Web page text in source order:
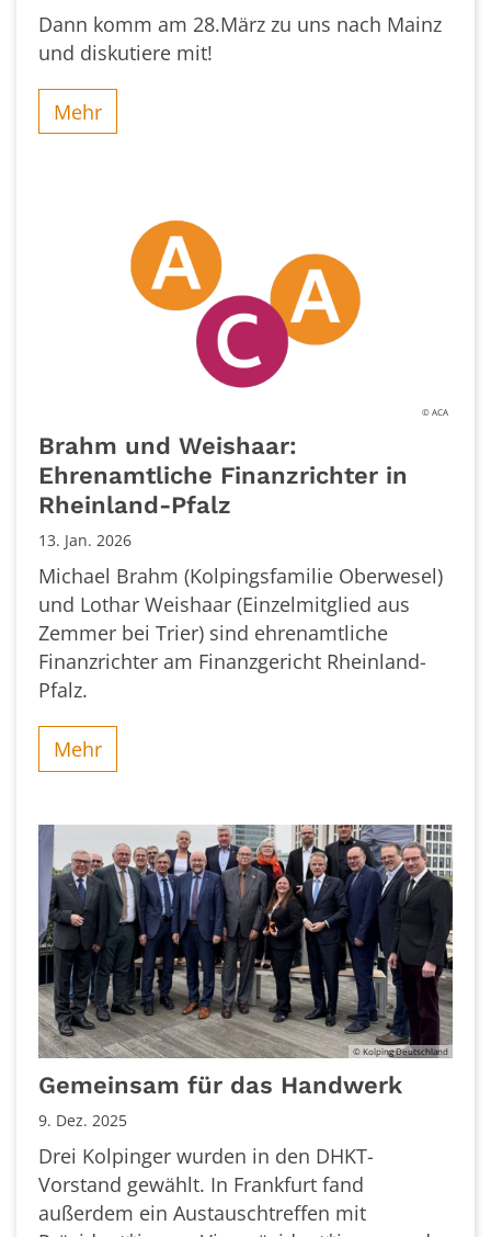
Dann komm am 28.März zu uns nach Mainz
und diskutiere mit!
Mehr
© ACA
Brahm und Weishaar:
Ehrenamtliche Finanzrichter in
Rheinland-Pfalz
13. Jan. 2026
Michael Brahm (Kolpingsfamilie Oberwesel)
und Lothar Weishaar (Einzelmitglied aus
Zemmer bei Trier) sind ehrenamtliche
Finanzrichter am Finanzgericht Rheinland-
Pfalz.
Mehr
© Kolping Deutschland
Gemeinsam für das Handwerk
9. Dez. 2025
Drei Kolpinger wurden in den DHKT-
Vorstand gewählt. In Frankfurt fand
außerdem ein Austauschtreffen mit